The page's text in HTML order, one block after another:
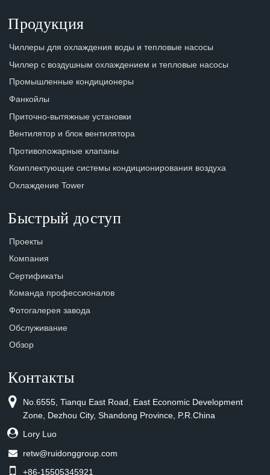
Продукция
Чиллеры для охлаждения воды и тепловые насосы
Чиллер с воздушным охлаждением и тепловые насосы
Промышленные кондиционеры
Фанкойлы
Приточно-вытяжные установки
Вентилятор и блок вентилятора
Противопожарные клапаны
Комплектующие системы кондиционирования воздуха
Охлаждение Tower
Быстрый доступ
Проекты
Компания
Сертификаты
Команда профессионалов
Фотогалерея завода
Обслуживание
Обзор
Контакты
No.6555, Tianqu East Road, East Economic Development
Zone, Dezhou City, Shandong Province, P.R.China
Lory Luo
retw@ruidonggroup.com
+86-15505345921